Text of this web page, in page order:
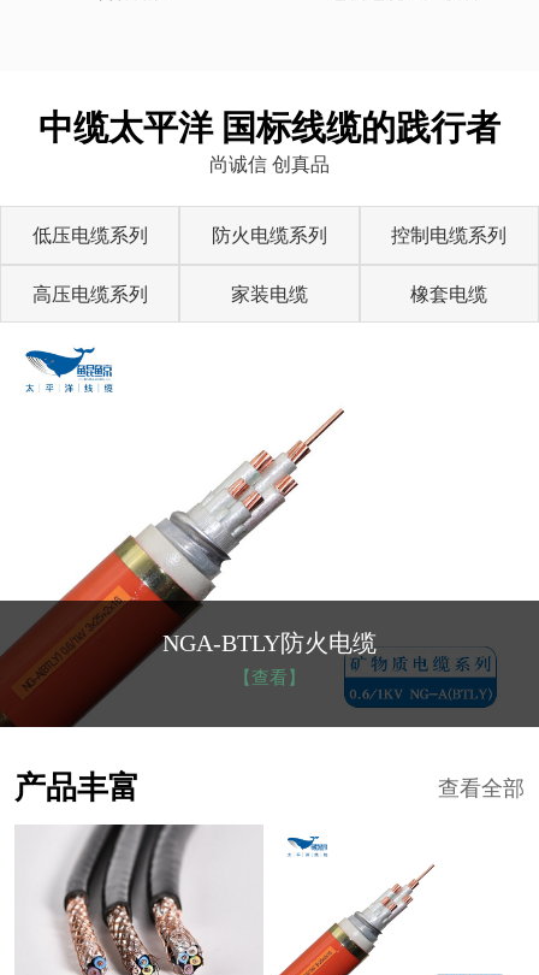
中缆太平洋 国标线缆的践行者
尚诚信 创真品
低压电缆系列 防火电缆系列 控制电缆系列
高压电缆系列 家装电缆 橡套电缆
NGA-BTLY防火电缆
【查看】
查看全部
产品丰富